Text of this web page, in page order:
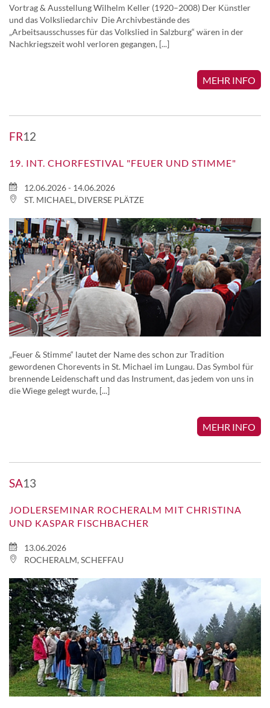
Vortrag & Ausstellung Wilhelm Keller (1920–2008) Der Künstler
und das Volksliedarchiv Die Archivbestände des
„Arbeitsausschusses für das Volkslied in Salzburg“ wären in der
Nachkriegszeit wohl verloren gegangen, [...]
MEHR INFO
FR12
19. INT. CHORFESTIVAL "FEUER UND STIMME"
12.06.2026 - 14.06.2026
ST. MICHAEL, DIVERSE PLÄTZE
„Feuer & Stimme“ lautet der Name des schon zur Tradition
gewordenen Chorevents in St. Michael im Lungau. Das Symbol für
brennende Leidenschaft und das Instrument, das jedem von uns in
die Wiege gelegt wurde, [...]
MEHR INFO
SA13
JODLERSEMINAR ROCHERALM MIT CHRISTINA
UND KASPAR FISCHBACHER
13.06.2026
ROCHERALM, SCHEFFAU